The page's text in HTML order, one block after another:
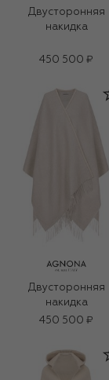
Двусторонняя
накидка
450 500 ₽
Двусторонняя
накидка
450 500 ₽